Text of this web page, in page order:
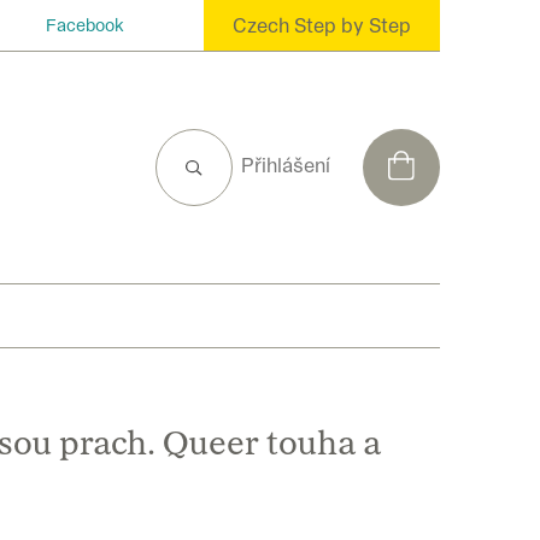
Facebook Czech Step by Step
Přihlášení
KOŠÍK
prach. Queer touha a